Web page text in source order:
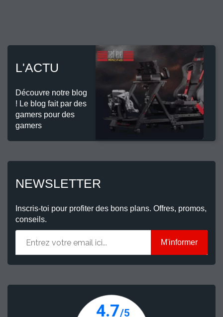
L'ACTU
Découvre notre blog
! Le blog fait par des
gamers pour des
gamers
NEWSLETTER
Inscris-toi pour profiter des bons plans. Offres, promos,
conseils.
M'informer